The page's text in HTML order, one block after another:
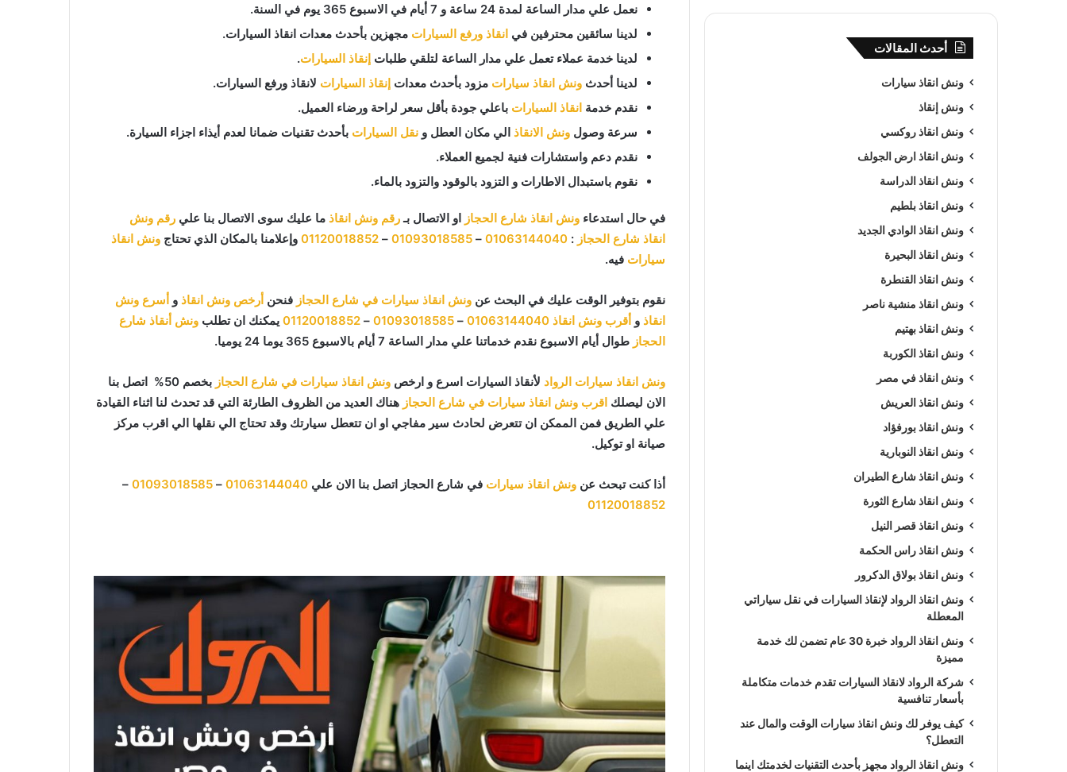
نعمل علي مدار الساعة لمدة 24 ساعة و 7 أيام في الاسبوع 365 يوم في السنة.
لدينا سائقين محترفين في انقاذ ورفع السيارات مجهزين بأحدث معدات انقاذ السيارات.
لدينا خدمة عملاء تعمل علي مدار الساعة لتلقي طلبات إنقاذ السيارات.
لدينا أحدث ونش انقاذ سيارات مزود بأحدث معدات إنقاذ السيارات لانقاذ ورفع السيارات.
نقدم خدمة انقاذ السيارات باعلي جودة بأقل سعر لراحة ورضاء العميل.
سرعة وصول ونش الانقاذ الي مكان العطل و نقل السيارات بأحدث تقنيات ضمانا لعدم أيذاء اجزاء السيارة.
نقدم دعم واستشارات فنية لجميع العملاء.
نقوم باستبدال الاطارات و التزود بالوقود والتزود بالماء.
في حال استدعاء ونش انقاذ شارع الحجاز او الاتصال بـرقم ونش انقاذ ما عليك سوى الاتصال بنا علي رقم ونش
انقاذ شارع الحجاز :
01063144040
–
01093018585
–
01120018852 وإعلامنا بالمكان الذي تحتاج ونش انقاذ
سيارات فيه.
نقوم بتوفير الوقت عليك في البحث عن ونش انقاذ سيارات في شارع الحجاز فنحن أرخص ونش انقاذ و أسرع ونش
انقاذ و أقرب ونش انقاذ 01063144040
–
01093018585
–
01120018852 يمكنك ان تطلب ونش أنقاذ شارع
الحجاز طوال أيام الاسبوع نقدم خدماتنا علي مدار الساعة 7 أيام بالاسبوع 365 يوما 24 يوميا.
ونش انقاذ سيارات الرواد لأنقاذ السيارات اسرع و ارخص ونش انقاذ سيارات في شارع الحجاز
بخصم 50% اتصل بنا
الان ليصلك اقرب ونش انقاذ سيارات في شارع الحجاز هناك العديد من الظروف الطارئة التي قد تحدث لنا اثناء القيادة
علي الطريق فمن الممكن ان تتعرض لحادث سير مفاجي او ان تتعطل سيارتك وقد تحتاج الي نقلها الي اقرب مركز
صيانة او توكيل.
أذا كنت تبحث عن ونش انقاذ سيارات في شارع الحجاز اتصل بنا الان علي 01063144040
–
01093018585
–
01120018852
أحدث المقالات
ونش انقاذ سيارات
ونش إنقاذ
ونش انقاذ روكسي
ونش انقاذ ارض الجولف
ونش انقاذ الدراسة
ونش انقاذ بلطيم
ونش انقاذ الوادي الجديد
ونش انقاذ البحيرة
ونش انقاذ القنطرة
ونش انقاذ منشية ناصر
ونش انقاذ بهتيم
ونش انقاذ الكوربة
ونش انقاذ في مصر
ونش انقاذ العريش
ونش انقاذ بورفؤاد
ونش انقاذ النوبارية
ونش انقاذ شارع الطيران
ونش انقاذ شارع الثورة
ونش انقاذ قصر النيل
ونش انقاذ راس الحكمة
ونش انقاذ بولاق الدكرور
ونش انقاذ الرواد لإنقاذ السيارات في نقل سياراتي
المعطلة
ونش انقاذ الرواد خبرة 30 عام تضمن لك خدمة
مميزة
شركة الرواد لانقاذ السيارات تقدم خدمات متكاملة
بأسعار تنافسية
كيف يوفر لك ونش انقاذ سيارات الوقت والمال عند
التعطل؟
ونش انقاذ الرواد مجهز بأحدث التقنيات لخدمتك اينما